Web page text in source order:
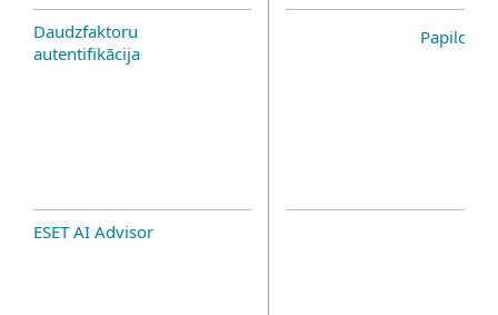
Daudzfaktoru
autentifikācija
ESET AI Advisor